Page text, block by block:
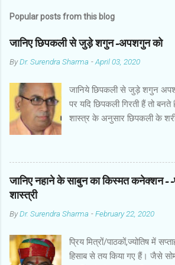
Popular posts from this blog
जानिए छिपकली से जुड़े शगुन-अपशगुन को
ByDr. Surendra Sharma -April 03, 2020
जानिये छिपकली से जुड़े शगुन
पर यदि छिपकली गिरती हैं तो
शास्त्र के अनुसार छिपकली के
पाई जाती है, एक जंगली और एक
नस्ल को गिरगिट कहा जाता है
छिपकली घरेलू छिपकली कही
अनुसार छिपकली के शरीर पर
के दाहिनी तरफ गिरना ठीक होता
की ओर गिरना अच्छा नहीं होता।
रंग की छिपकली तथा शनिवार
जानिए नहाने के साबुन का किस्मत कनेक्शन--
शास्त्री
ByDr. Surendra Sharma -February 22, 2020
प्रिय मित्रों/पाठकों,ज्योतिष में
हिसाब से तय किया गए हैं। जैसे